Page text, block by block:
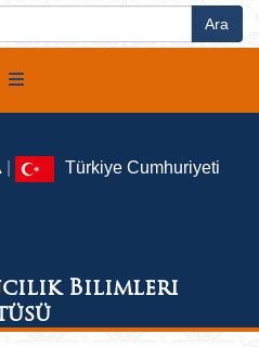
Bilimleri
Türkiye Cumhuriyeti